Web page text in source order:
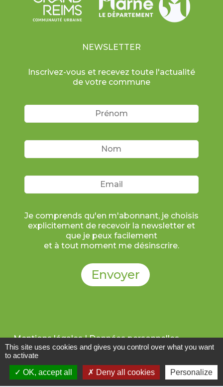
NEWSLETTER
Inscrivez-vous et recevez toute l'actualité
de votre commune
Je comprends qu'en m'abonnant, je choisis
explicitement de recevoir la newsletter et
que je peux facilement
et à tout moment me désinscrire.
Mentions légales | Données personnelles
Politique de confidentialité
Contact
Cookies
This site uses cookies and gives you control over what you want
to activate
OK, accept all
Deny all cookies Personalize